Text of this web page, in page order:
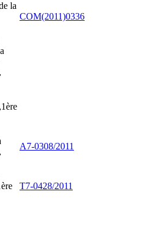
la
COM(2011)0336
A7-0308/2011
T7-0428/2011